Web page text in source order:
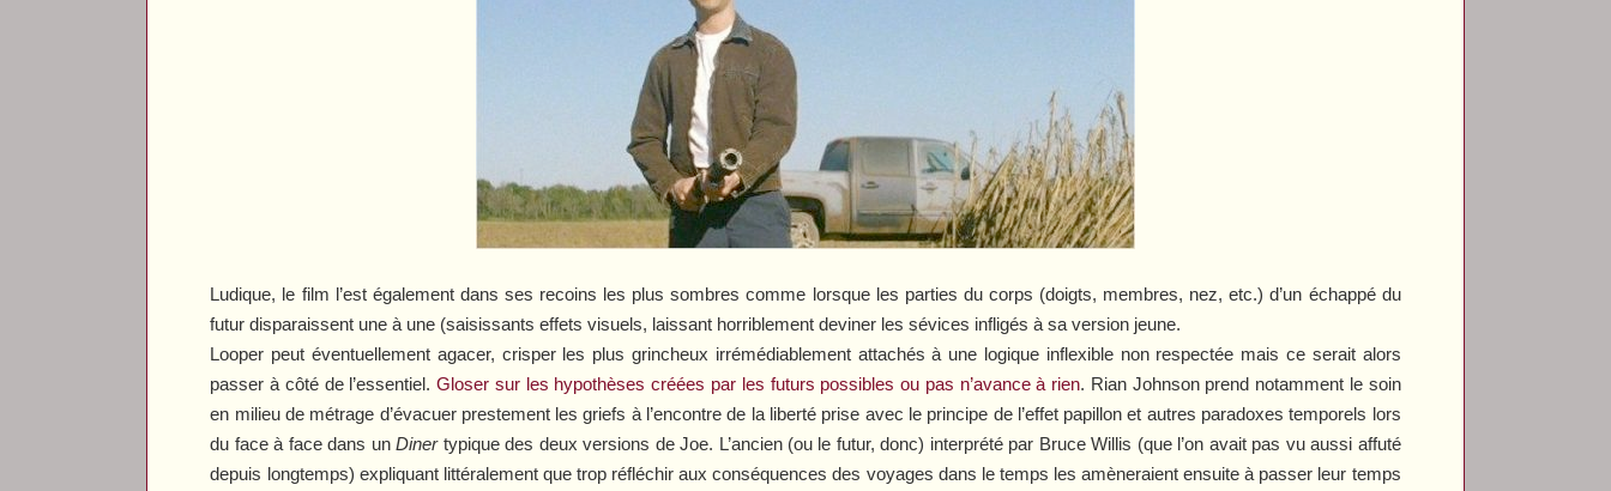
Ludique, le film l’est également dans ses recoins les plus sombres comme lorsque les parties du corps (doigts, membres, nez, etc.) d’un échappé du
futur disparaissent une à une (saisissants effets visuels, laissant horriblement deviner les sévices infligés à sa version jeune.
Looper peut éventuellement agacer, crisper les plus grincheux irrémédiablement attachés à une logique inflexible non respectée mais ce serait alors
passer à côté de l’essentiel.Gloser sur les hypothèses créées par les futurs possibles ou pas n’avance à rien. Rian Johnson prend notamment le soin
en milieu de métrage d’évacuer prestement les griefs à l’encontre de la liberté prise avec le principe de l’effet papillon et autres paradoxes temporels lors
du face à face dans unDinertypique des deux versions de Joe. L’ancien (ou le futur, donc) interprété par Bruce Willis (que l’on avait pas vu aussi affuté
depuis longtemps) expliquant littéralement que trop réfléchir aux conséquences des voyages dans le temps les amèneraient ensuite à passer leur temps